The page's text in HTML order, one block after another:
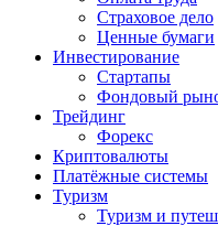
Страховое дело
Ценные бумаги
Инвестирование
Стартапы
Фондовый
Трейдинг
Форекс
Криптовалюты
Платёжные системы
Туризм
Туризм и